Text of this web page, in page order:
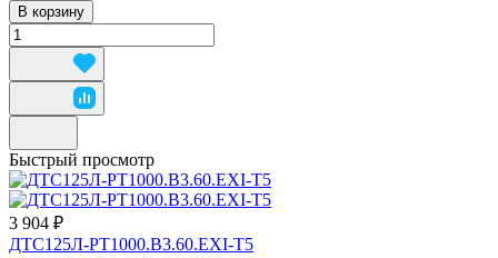
В корзину
Быстрый просмотр
3 904 ₽
ДТС125Л-РТ1000.В3.60.ЕХI-Т5